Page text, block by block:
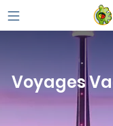
Voyages